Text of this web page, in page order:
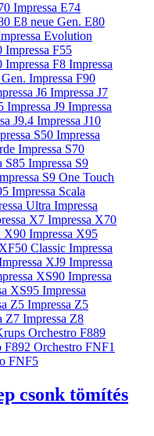
csonk tömítés